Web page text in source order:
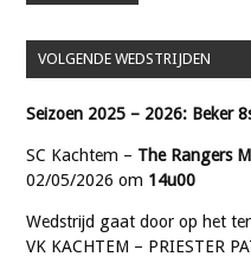
VOLGENDE WEDSTRIJDEN
Seizoen 2025 – 2026: Beker
SC Kachtem – The Rangers
02/05/2026 om 14u00
Wedstrijd gaat door op het
VK KACHTEM – PRIESTER